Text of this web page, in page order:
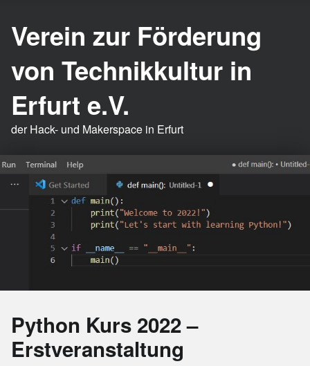
Verein zur Förderung
von Technikkultur in
Erfurt e.V.
der Hack- und Makerspace in Erfurt
Python Kurs 2022 –
Erstveranstaltung